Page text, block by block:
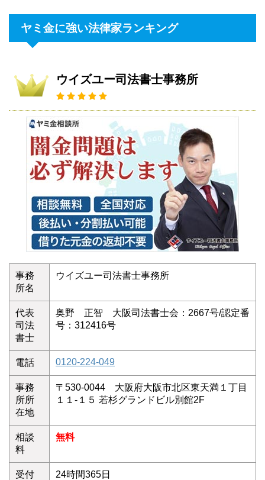
ヤミ金に強い法律家ランキング
ウイズユー司法書士事務所
事務
所名
ウイズユー司法書士事務所
代表
司法
書士
奥野 正智 大阪司法書士会：2667号/認定番
号：312416号
電話 0120-224-049
事務
所所
在地
〒530-0044 大阪府大阪市北区東天満１丁目
１１-１５ 若杉グランドビル別館2F
相談
料
無料
受付 24時間365日